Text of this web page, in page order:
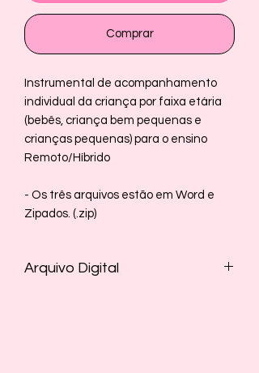
Comprar
Instrumental de acompanhamento
individual da criança por faixa etária
(bebês, criança bem pequenas e
crianças pequenas) para o ensino
Remoto/Híbrido
- Os três arquivos estão em Word e
Zipados. (.zip)
Arquivo Digital